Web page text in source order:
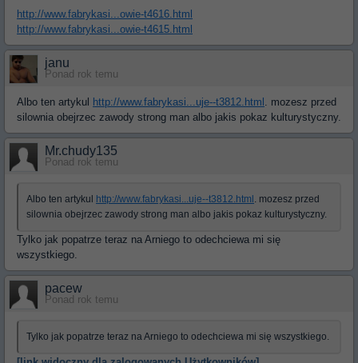
http://www.fabrykasi...owie-t4616.html
http://www.fabrykasi...owie-t4615.html
janu
Ponad rok temu
Albo ten artykul http://www.fabrykasi...uje--t3812.html . mozesz przed
silownia obejrzec zawody strong man albo jakis pokaz kulturystyczny.
Mr.chudy135
Ponad rok temu
Albo ten artykul http://www.fabrykasi...uje--t3812.html . mozesz przed
silownia obejrzec zawody strong man albo jakis pokaz kulturystyczny.
Tylko jak popatrze teraz na Arniego to odechciewa mi się
wszystkiego.
pacew
Ponad rok temu
Tylko jak popatrze teraz na Arniego to odechciewa mi się wszystkiego.